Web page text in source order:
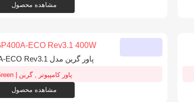
مشاهده محصول
پاور گرین مدل GP400A-ECO Rev3.1
پاور کامپیوتر ,گرین | Green
مشاهده محصول